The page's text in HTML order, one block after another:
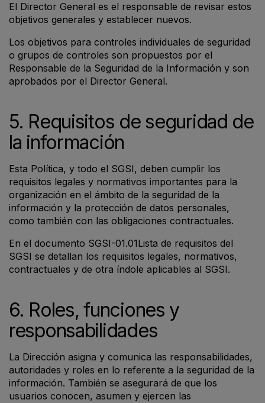
El Director General es el responsable de revisar estos
objetivos generales y establecer nuevos.
Los objetivos para controles individuales de seguridad
o grupos de controles son propuestos por el
Responsable de la Seguridad de la Información y son
aprobados por el Director General.
5. Requisitos de seguridad de
la información
Esta Política, y todo el SGSI, deben cumplir los
requisitos legales y normativos importantes para la
organización en el ámbito de la seguridad de la
información y la protección de datos personales,
como también con las obligaciones contractuales.
En el documento SGSI-01.01Lista de requisitos del
SGSI se detallan los requisitos legales, normativos,
contractuales y de otra índole aplicables al SGSI.
6. Roles, funciones y
responsabilidades
La Dirección asigna y comunica las responsabilidades,
autoridades y roles en lo referente a la seguridad de la
información. También se asegurará de que los
usuarios conocen, asumen y ejercen las